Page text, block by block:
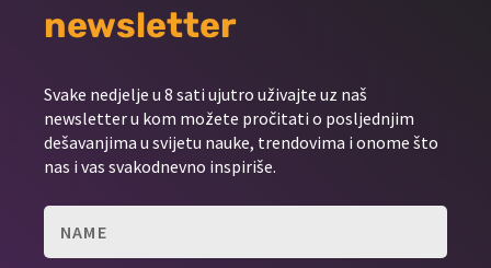
newsletter
Svake nedjelje u 8 sati ujutro uživajte uz naš
newsletter u kom možete pročitati o posljednjim
dešavanjima u svijetu nauke, trendovima i onome što
nas i vas svakodnevno inspiriše.